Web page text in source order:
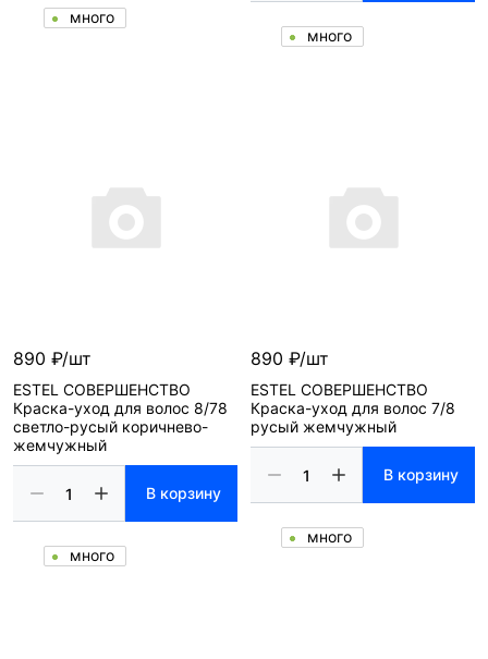
много
много
890 ₽/шт
ESTEL СОВЕРШЕНСТВО
Краска-уход для волос 8/78
светло-русый коричнево-
жемчужный
В корзину
много
890 ₽/шт
ESTEL СОВЕРШЕНСТВО
Краска-уход для волос 7/8
русый жемчужный
В корзину
много